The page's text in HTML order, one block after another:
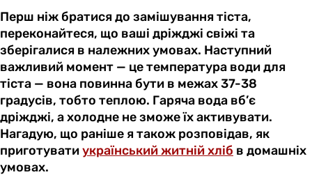
Перш ніж братися до замішування тіста,
переконайтеся, що ваші дріжджі свіжі та
зберігалися в належних умовах. Наступний
важливий момент — це температура води для
тіста — вона повинна бути в межах 37-38
градусів, тобто теплою. Гаряча вода вб’є
дріжджі, а холодне не зможе їх активувати.
Нагадую, що раніше я також розповідав, як
приготуватиукраїнський житній хліб в домашніх
умовах.